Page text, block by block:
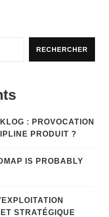
RECHERCHER
: PROVOCATION
PRODUIT ?
IS PROBABLY
STRATÉGIQUE